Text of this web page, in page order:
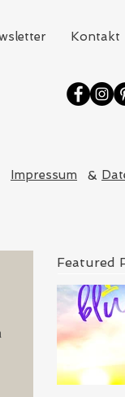
Kontakt
Impressum &
Featured